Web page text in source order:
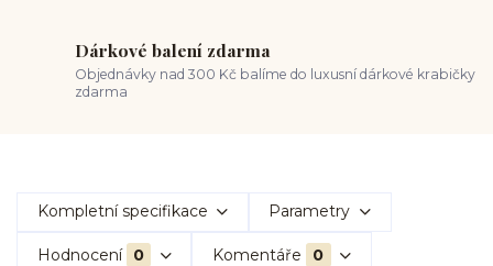
Dárkové balení zdarma
Objednávky nad 300 Kč balíme do luxusní dárkové krabičky
zdarma
Kompletní specifikace Parametry
Hodnocení 0 Komentáře 0